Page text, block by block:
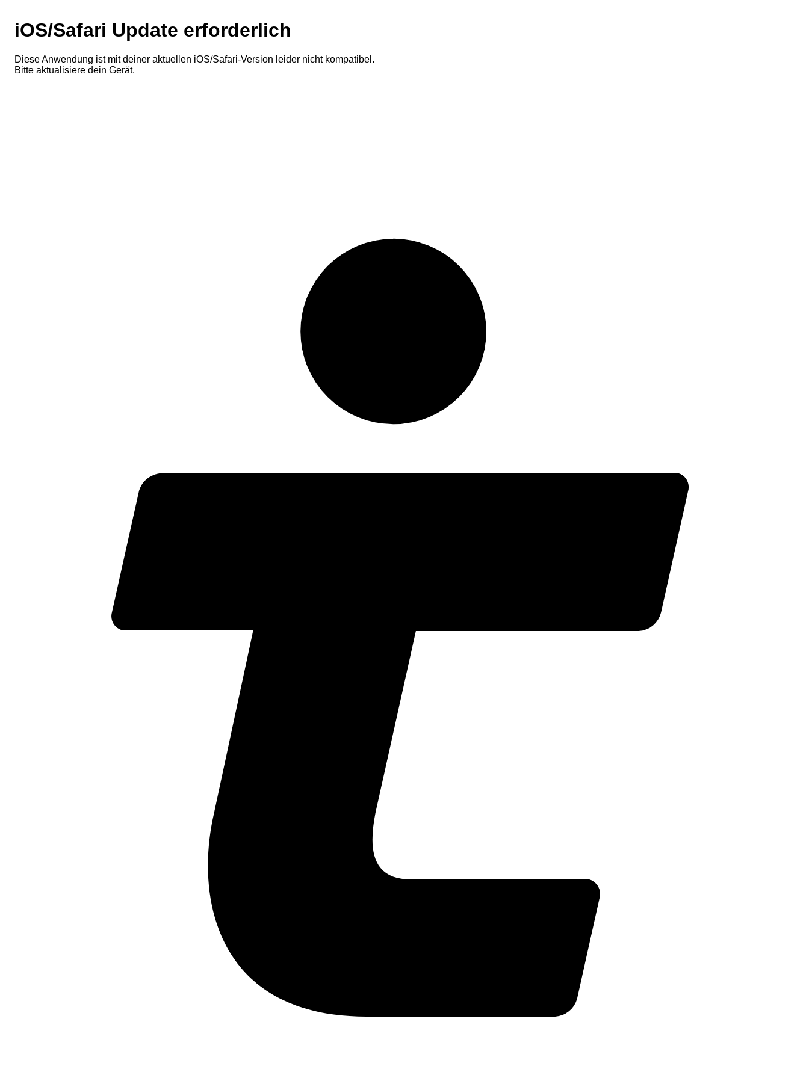
iOS/Safari Update erforderlich
Diese Anwendung ist mit deiner aktuellen iOS/Safari-Version leider nicht kompatibel.
Bitte aktualisiere dein Gerät.